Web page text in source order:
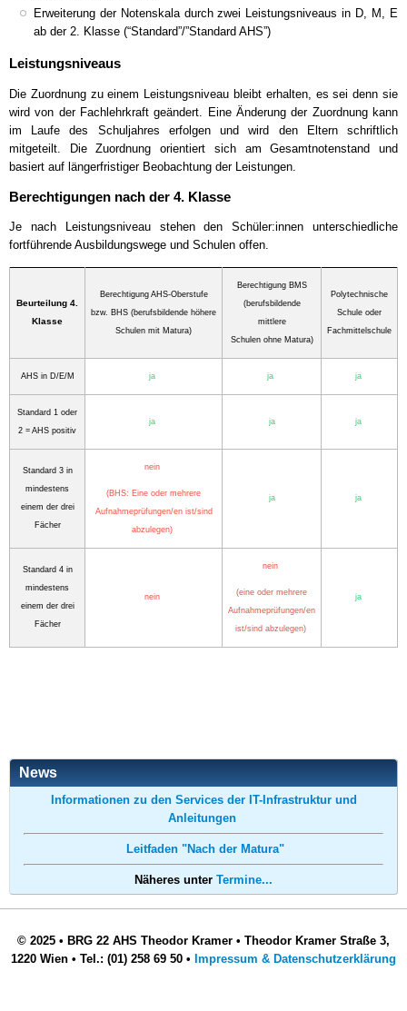
Erweiterung der Notenskala durch zwei Leistungsniveaus in D, M, E
ab der 2. Klasse (“Standard”/”Standard AHS”)
Leistungsniveaus
Die Zuordnung zu einem Leistungsniveau bleibt erhalten, es sei denn sie
wird von der Fachlehrkraft geändert. Eine Änderung der Zuordnung kann
im Laufe des Schuljahres erfolgen und wird den Eltern schriftlich
mitgeteilt. Die Zuordnung orientiert sich am Gesamtnotenstand und
basiert auf längerfristiger Beobachtung der Leistungen.
Berechtigungen nach der 4. Klasse
Je nach Leistungsniveau stehen den Schüler:innen unterschiedliche
fortführende Ausbildungswege und Schulen offen.
Beurteilung 4.
Klasse
Berechtigung AHS-Oberstufe
bzw. BHS (berufsbildende höhere
Schulen mit Matura)
Berechtigung BMS
(berufsbildende
mittlere
Schulen ohne Matura)
Polytechnische
Schule oder
Fachmittelschule
AHS in D/E/M ja ja ja
Standard 1 oder
2 = AHS positiv
ja ja ja
Standard 3 in
mindestens
einem der drei
Fächer
nein
(BHS: Eine oder mehrere
Aufnahmeprüfungen/en ist/sind
abzulegen)
ja ja
Standard 4 in
mindestens
einem der drei
Fächer
nein
nein
(eine oder mehrere
Aufnahmeprüfungen/en
ist/sind abzulegen)
ja
News
Informationen zu den Services der IT-Infrastruktur und
Anleitungen
Leitfaden "Nach der Matura"
Näheres unter Termine...
© 2025 • BRG 22 AHS Theodor Kramer • Theodor Kramer Straße 3,
1220 Wien • Tel.: (01) 258 69 50 • Impressum & Datenschutzerklärung